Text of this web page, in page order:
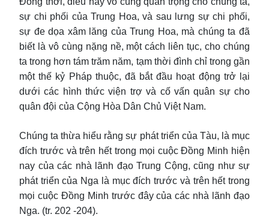
sự chi phối của Trung Hoa, và sau lưng sự chi phối,
sự đe dọa xâm lăng của Trung Hoa, mà chúng ta đã
biết là vô cùng nặng nề, một cách liên tục, cho chúng
ta trong hơn tám trăm năm, tạm thời đình chỉ trong gần
một thế kỷ Pháp thuộc, đã bắt đầu hoạt động trở lại
dưới các hình thức viện trợ và cố vấn quân sự cho
quân đội của Cộng Hòa Dân Chủ Việt Nam.
Chúng ta thừa hiểu rằng sự phát triển của Tàu, là mục
đích trước và trên hết trong mọi cuộc Đồng Minh hiện
nay của các nhà lãnh đạo Trung Cộng, cũng như sự
phát triển của Nga là mục đích trước và trên hết trong
mọi cuộc Đồng Minh trước đây của các nhà lãnh đạo
Nga. (tr. 202 -204).